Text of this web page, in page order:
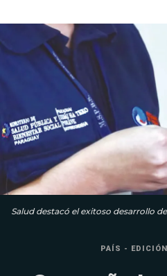
Salud destacó el exitoso desarrollo
PAÍS -